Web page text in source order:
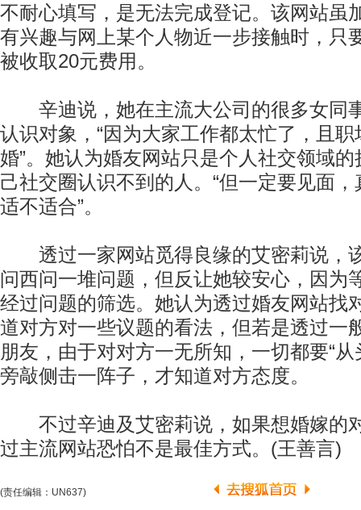
不耐心填写，是无法完成登记。该网站虽
有兴趣与网上某个人物近一步接触时，只
被收取20元费用。
辛迪说，她在主流大公司的很多女同
认识对象，“因为大家工作都太忙了，且
婚”。她认为婚友网站只是个人社交领域
己社交圈认识不到的人。“但一定要见面
适不适合”。
透过一家网站觅得良缘的艾密莉说，
问西问一堆问题，但反让她较安心，因为
经过问题的筛选。她认为透过婚友网站找
道对方对一些议题的看法，但若是透过一
朋友，由于对对方一无所知，一切都要“
旁敲侧击一阵子，才知道对方态度。
不过辛迪及艾密莉说，如果想婚嫁的
过主流网站恐怕不是最佳方式。(王善言)
(责任编辑：UN637)